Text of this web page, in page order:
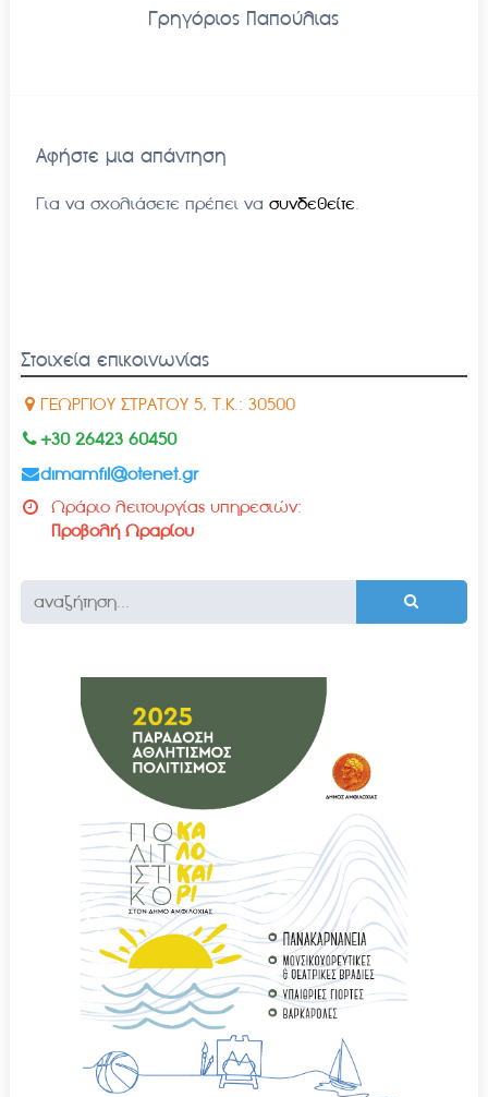
Γρηγόριος Παπούλιας
Αφήστε μια απάντηση
Για να σχολιάσετε πρέπει να συνδεθείτε.
Στοιχεία επικοινωνίας
ΓΕΩΡΓΙΟΥ ΣΤΡΑΤΟΥ 5, Τ.Κ.: 30500
+30 26423 60450
dimamfil@otenet.gr
Ωράριο λειτουργίας υπηρεσιών:
Προβολή Ωραρίου